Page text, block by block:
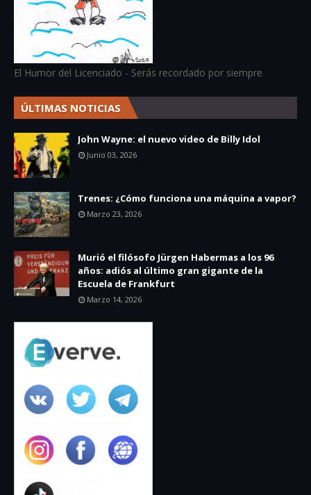
El Humor del Licenciado - Serás recordado por siempre
ÚLTIMAS NOTICIAS
John Wayne: el nuevo video de Billy Idol
Junio 03, 2026
Trenes: ¿Cómo funciona una máquina a vapor?
Marzo 23, 2026
Murió el filósofo Jürgen Habermas a los 96
años: adiós al último gran gigante de la
Escuela de Frankfurt
Marzo 14, 2026